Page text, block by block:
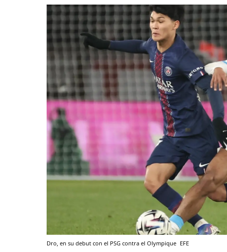
Dro, en su debut con el PSG contra el Olympique EFE